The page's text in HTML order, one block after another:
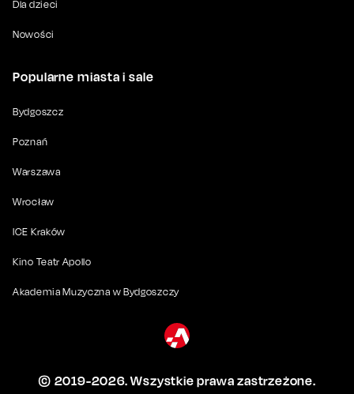
Dla dzieci
Nowości
Popularne miasta i sale
Bydgoszcz
Poznań
Warszawa
Wrocław
ICE Kraków
Kino Teatr Apollo
Akademia Muzyczna w Bydgoszczy
© 2019-2026. Wszystkie prawa zastrzeżone.